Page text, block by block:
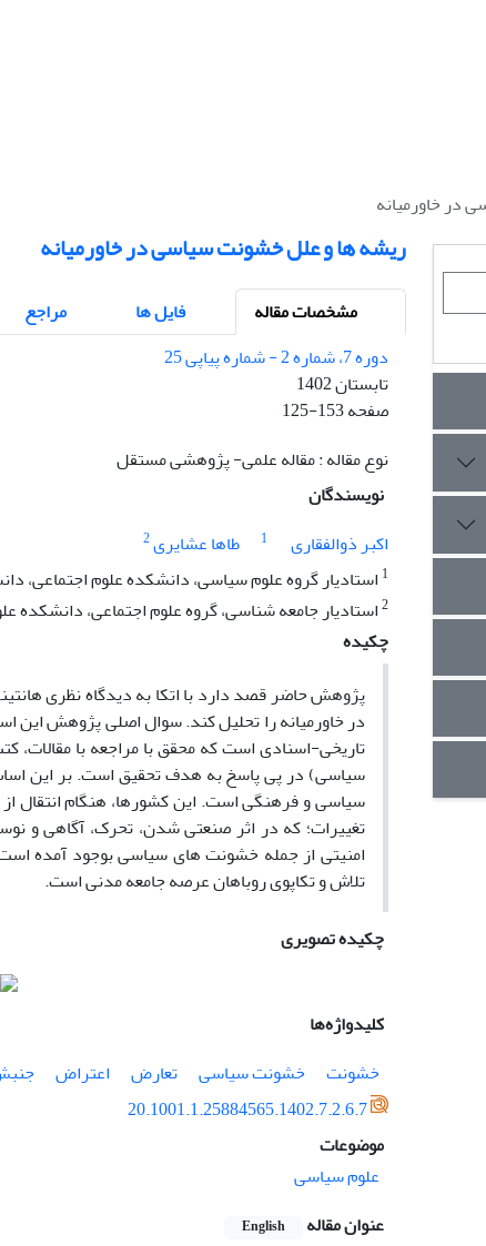
در خاورمیانه
ریشه ها و علل خشونت سیاسی در خاورمیانه
مشخصات مقاله فایل ها مراجع
دوره 7، شماره 2 - شماره پیاپی 25
تابستان 1402
صفحه125-153
نوع مقاله : مقاله علمی- پژوهشی مستقل
نویسندگان
اکبر ذوالفقاری
1 طاها عشایری2
1 استادیار گروه علوم سیاسی، دانشکده علوم اجتماعی،
2استادیار جامعه شناسی، گروه علوم اجتماعی، دانشکده
چکیده
پژوهش حاضر قصد دارد با اتکا به دیدگاه نظری
در خاورمیانه را تحلیل کند. سوال اصلی پژوهش
تاریخی-اسنادی است که محقق با مراجعه با
سیاسی) در پی پاسخ به هدف تحقیق است. بر این
سیاسی و فرهنگی است. این کشورها، هنگام انتقال از
تغییرات؛ که در اثر صنعتی شدن، تحرک، آگاهی و
امنیتی از جمله خشونت های سیاسی بوجود آمده
تلاش و تکاپوی روباهان عرصه جامعه مدنی است.
چکیده تصویری
کلیدواژه‌ها
خشونت
خشونت سیاسی تعارض اعتراض
20.1001.1.25884565.1402.7.2.6.7
موضوعات
علوم سیاسی
عنوان مقاله
English